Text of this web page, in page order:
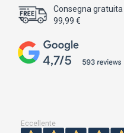
Consegna
99,99 €
Eccellente